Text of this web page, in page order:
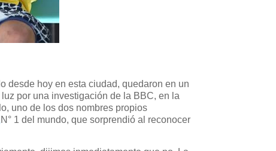
desde hoy en esta ciudad, quedaron en un
por una investigación de la BBC, en la
uno de los dos nombres propios
N° 1 del mundo, que sorprendió al reconocer